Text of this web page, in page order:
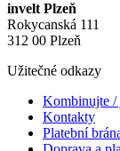
invelt Plzeň
Rokycanská 111
312 00 Plzeň
Užitečné odkazy
Kombinujte /
Kontakty
Platební